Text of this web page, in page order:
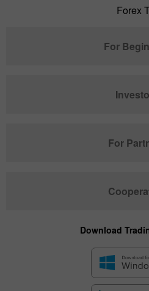
Forex
For
For
Download